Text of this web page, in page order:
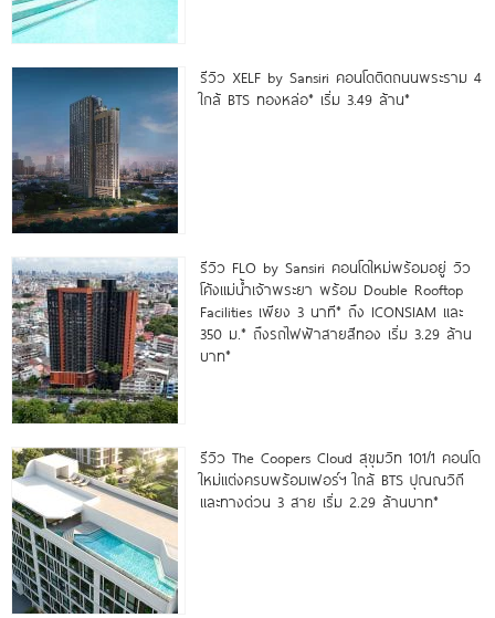
รีวิว XELF by Sansiri คอนโดติดถนนพระราม 4
ใกล้ BTS ทองหล่อ* เริ่ม 3.49 ล้าน*
รีวิว FLO by Sansiri คอนโดใหม่พร้อมอยู่ วิว
โค้งแม่น้ำเจ้าพระยา พร้อม Double Rooftop
Facilities เพียง 3 นาที* ถึง ICONSIAM และ
350 ม.* ถึงรถไฟฟ้าสายสีทอง เริ่ม 3.29 ล้าน
บาท*
รีวิว The Coopers Cloud สุขุมวิท 101/1 คอนโด
ใหม่แต่งครบพร้อมเฟอร์ฯ ใกล้ BTS ปุณณวิถี
และทางด่วน 3 สาย เริ่ม 2.29 ล้านบาท*